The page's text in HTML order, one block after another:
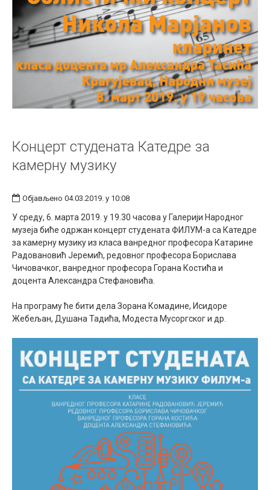
Концерт студената Катедре за
камерну музику
Објављено 04.03.2019. у 10:08
У среду, 6. марта 2019. у 19.30 часова у Галерији Народног
музеја биће одржан концерт студената ФИЛУМ-а са Катедре
за камерну музику из класа ванредног професора Катарине
Радовановић Јеремић, редовног професора Борислава
Чичовачког, ванредног професора Горана Костића и
доцента Александра Стефановића.
На програму ће бити дела Зорана Комадине, Исидоре
Жебељан, Душана Тадића, Модеста Мусоргског и др.